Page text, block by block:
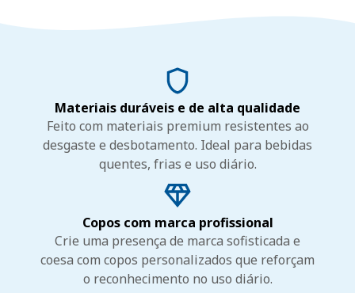
Materiais duráveis e de alta qualidade
Feito com materiais premium resistentes ao
desgaste e desbotamento. Ideal para bebidas
quentes, frias e uso diário.
Copos com marca profissional
Crie uma presença de marca sofisticada e
coesa com copos personalizados que reforçam
o reconhecimento no uso diário.